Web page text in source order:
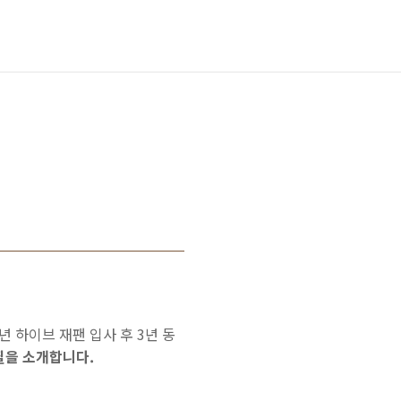
하이브 재팬 입사 후 3년 동
소개합니다.